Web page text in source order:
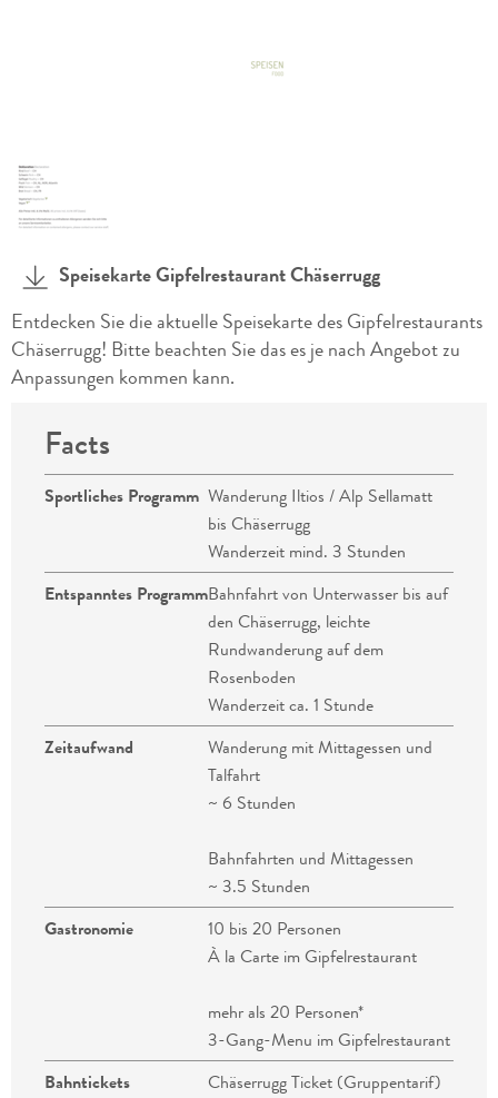
Speisekarte Gipfelrestaurant Chäserrugg
Entdecken Sie die aktuelle Speisekarte des Gipfelrestaurants
Chäserrugg! Bitte beachten Sie das es je nach Angebot zu
Anpassungen kommen kann.
Facts
Sportliches Programm Wanderung Iltios / Alp Sellamatt
bis Chäserrugg
Wanderzeit mind. 3 Stunden
Entspanntes ProgrammBahnfahrt von Unterwasser bis auf
den Chäserrugg, leichte
Rundwanderung auf dem
Rosenboden
Wanderzeit ca. 1 Stunde
Zeitaufwand
Wanderung mit Mittagessen und
Talfahrt
~ 6 Stunden
Bahnfahrten und Mittagessen
~ 3.5 Stunden
Gastronomie
10 bis 20 Personen
À la Carte im Gipfelrestaurant
mehr als 20 Personen*
3-Gang-Menu im Gipfelrestaurant
Bahntickets
Chäserrugg Ticket (Gruppentarif)